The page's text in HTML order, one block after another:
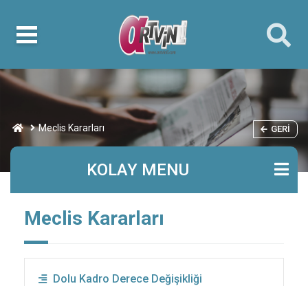
Meclis Kararları GERI
KOLAY MENU
Meclis Kararları
Dolu Kadro Derece Değişikliği